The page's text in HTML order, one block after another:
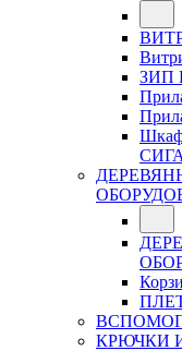
ЗИП
КРЮЧКИ